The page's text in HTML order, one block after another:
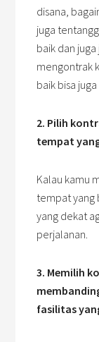
disana,
juga
baik dan
mengontrak
baik bisa
2. Pilih
tempat
Kalau kamu
tempat yang
yang dekat
perjalanan.
3. Memilih
fasilitas